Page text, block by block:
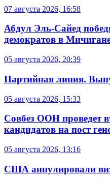
07 августа 2026, 16:58
Абдул Эль-Сайед
демократов в
05 августа 2026, 20:39
Партийная линия.
05 августа 2026, 15:33
Совбез ООН проведет
кандидатов на пост
05 августа 2026, 13:16
США аннулировали